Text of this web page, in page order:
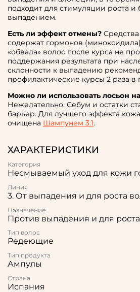
подходит для стимуляции роста
выпадением.
Есть ли эффект отмены?
содержат гормонов
«обвала» волос после курса не
поддержания результата при
склонности к выпадению
профилактические курсы 2 раза в
Можно ли использовать лосьон
Нежелательно. Себум и остатки
барьер. Для лучшего эффекта
очищена Шампунем 3.1.
ХАРАКТЕРИСТИКИ
Категория
Несмываемый уход для кожи
Линия
3. От выпадения и для роста
Назначение
Против выпадения и для
Тип волос
Редеющие
Тип продукта
Ампулы
Страна
Испания